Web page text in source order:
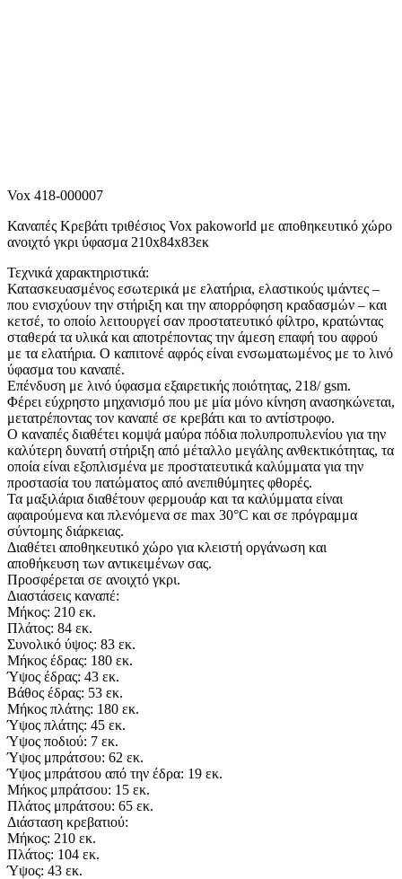
Vox 418-000007
Καναπές Κρεβάτι τριθέσιος Vox pakoworld με αποθηκευτικό χώρο
ανοιχτό γκρι ύφασμα 210x84x83εκ
Τεχνικά χαρακτηριστικά:
Κατασκευασμένος εσωτερικά με ελατήρια, ελαστικούς ιμάντες –
που ενισχύουν την στήριξη και την απορρόφηση κραδασμών – και
κετσέ, το οποίο λειτουργεί σαν προστατευτικό φίλτρο, κρατώντας
σταθερά τα υλικά και αποτρέποντας την άμεση επαφή του αφρού
με τα ελατήρια. Ο καπιτονέ αφρός είναι ενσωματωμένος με το λινό
ύφασμα του καναπέ.
Επένδυση με λινό ύφασμα εξαιρετικής ποιότητας, 218/ gsm.
Φέρει εύχρηστο μηχανισμό που με μία μόνο κίνηση ανασηκώνεται,
μετατρέποντας τον καναπέ σε κρεβάτι και το αντίστροφο.
Ο καναπές διαθέτει κομψά μαύρα πόδια πολυπροπυλενίου για την
καλύτερη δυνατή στήριξη από μέταλλο μεγάλης ανθεκτικότητας, τα
οποία είναι εξοπλισμένα με προστατευτικά καλύμματα για την
προστασία του πατώματος από ανεπιθύμητες φθορές.
Τα μαξιλάρια διαθέτουν φερμουάρ και τα καλύμματα είναι
αφαιρούμενα και πλενόμενα σε max 30°C και σε πρόγραμμα
σύντομης διάρκειας.
Διαθέτει αποθηκευτικό χώρο για κλειστή οργάνωση και
αποθήκευση των αντικειμένων σας.
Προσφέρεται σε ανοιχτό γκρι.
Διαστάσεις καναπέ:
Μήκος: 210 εκ.
Πλάτος: 84 εκ.
Συνολικό ύψος: 83 εκ.
Μήκος έδρας: 180 εκ.
Ύψος έδρας: 43 εκ.
Βάθος έδρας: 53 εκ.
Μήκος πλάτης: 180 εκ.
Ύψος πλάτης: 45 εκ.
Ύψος ποδιού: 7 εκ.
Ύψος μπράτσου: 62 εκ.
Ύψος μπράτσου από την έδρα: 19 εκ.
Μήκος μπράτσου: 15 εκ.
Πλάτος μπράτσου: 65 εκ.
Διάσταση κρεβατιού:
Μήκος: 210 εκ.
Πλάτος: 104 εκ.
Ύψος: 43 εκ.